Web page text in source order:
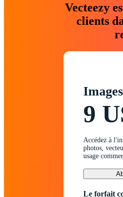
Vecteezy
clients
9
Accédez à
photos,
usage
Le forfait